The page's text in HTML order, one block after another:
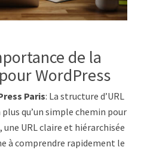
de la
WordPress
Paris: La structure d’URL
qu’un simple chemin pour
une URL claire et hiérarchisée
à comprendre rapidement le